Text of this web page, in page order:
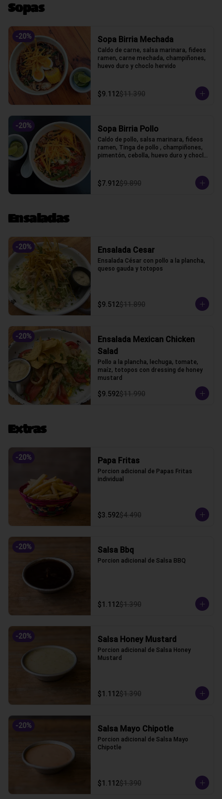
Sopas
-20% Sopa Birria Mechada
Caldo de carne, salsa marinara, fideos
ramen, carne mechada, champiñones,
huevo duro y choclo hervido
$9.112$11.390
-20% Sopa Birria Pollo
Caldo de pollo, salsa marinara, fideos
ramen, Tinga de pollo , champiñones,
pimentón, cebolla, huevo duro y choclo
$7.912$9.890
Ensaladas
-20% Ensalada Cesar
Ensalada César con pollo a la plancha,
queso gauda y totopos
$9.512$11.890
-20%
Ensalada Mexican Chicken
Salad
Pollo a la plancha, lechuga, tomate,
maíz, totopos con dressing de honey
mustard
$9.592$11.990
Extras
-20% Papa Fritas
Porcion adicional de Papas Fritas
individual
$3.592$4.490
-20% Salsa Bbq
Porcion adicional de Salsa BBQ
$1.112$1.390
-20% Salsa Honey Mustard
Porcion adicional de Salsa Honey
Mustard
$1.112$1.390
-20% Salsa Mayo Chipotle
Porcion adicional de Salsa Mayo
Chipotle
$1.112$1.390